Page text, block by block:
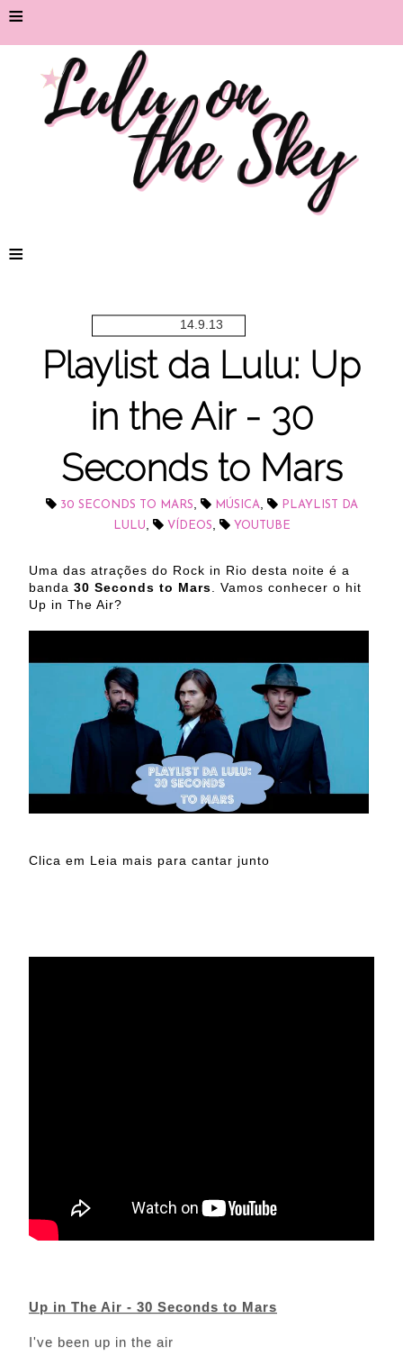
≡
≡
14.9.13
Playlist da Lulu: Up
in the Air - 30
Seconds to Mars
30 SECONDS TO MARS, MÚSICA,
PLAYLIST DA
LULU, VÍDEOS, YOUTUBE
Uma das atrações do Rock in Rio desta noite é a
banda 30 Seconds to Mars. Vamos conhecer o hit
Up in The Air?
Clica em Leia mais para cantar junto
Up in The Air - 30 Seconds to Mars
I've been up in the air